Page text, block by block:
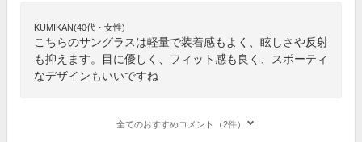
KUMIKAN(40代・女性)
こちらのサングラスは軽量で装着感もよく、眩しさや反射
も抑えます。目に優しく、フィット感も良く、スポーティ
なデザインもいいですね
全てのおすすめコメント（2件）